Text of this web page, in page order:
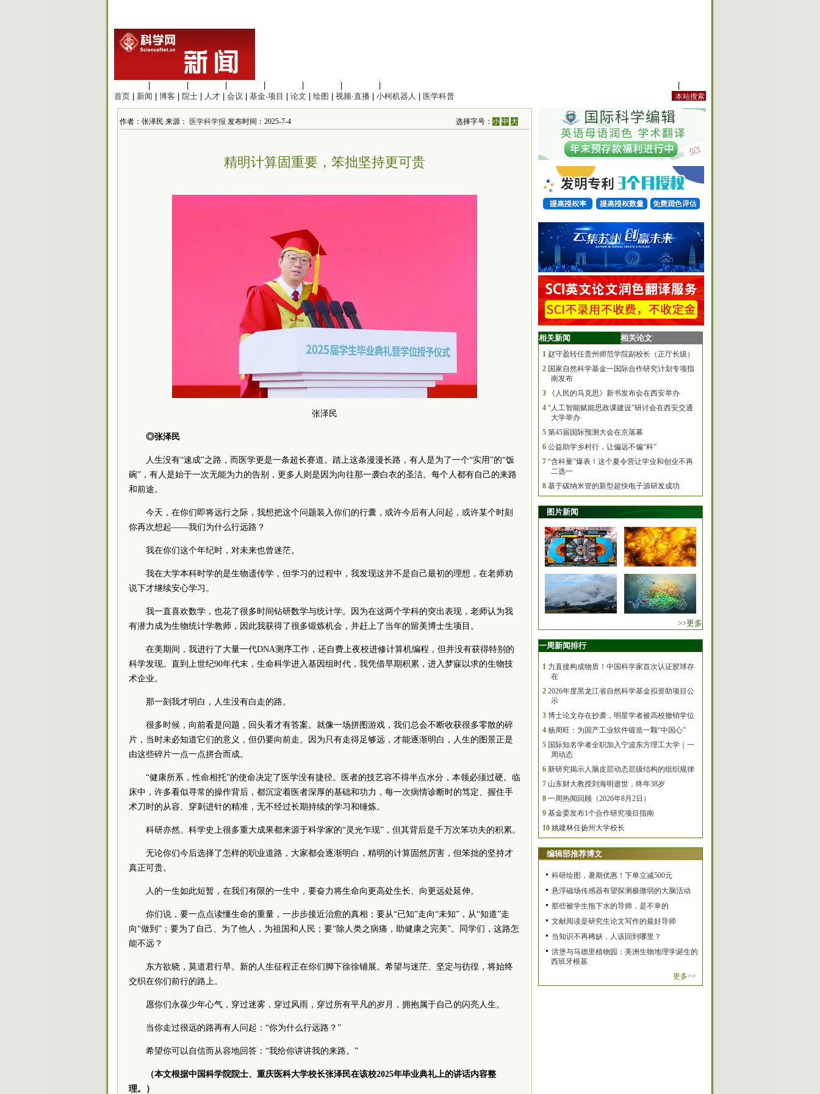
首页
新闻 博客 院士 人才 会议 基金·项目 论文 绘图 视频·直播 小柯机器人 医学科普
作者：张泽民 来源： 医学科学报 发布时间：2025-7-4 选择字号：小 中 大
精明计算固重要，笨拙坚持更可贵
张泽民
◎张泽民
人生没有“速成”之路，而医学更是一条超长赛道。踏上这条漫漫长路，有人是为了一个“实用”的“饭
碗”，有人是始于一次无能为力的告别，更多人则是因为向往那一袭白衣的圣洁。每个人都有自己的来路
和前途。
今天，在你们即将远行之际，我想把这个问题装入你们的行囊，或许今后有人问起，或许某个时刻
你再次想起——我们为什么行远路？
我在你们这个年纪时，对未来也曾迷茫。
我在大学本科时学的是生物遗传学，但学习的过程中，我发现这并不是自己最初的理想，在老师劝
说下才继续安心学习。
我一直喜欢数学，也花了很多时间钻研数学与统计学。因为在这两个学科的突出表现，老师认为我
有潜力成为生物统计学教师，因此我获得了很多锻炼机会，并赶上了当年的留美博士生项目。
在美期间，我进行了大量一代DNA测序工作，还自费上夜校进修计算机编程，但并没有获得特别的
科学发现。直到上世纪90年代末，生命科学进入基因组时代，我凭借早期积累，进入梦寐以求的生物技
术企业。
那一刻我才明白，人生没有白走的路。
很多时候，向前看是问题，回头看才有答案。就像一场拼图游戏，我们总会不断收获很多零散的碎
片，当时未必知道它们的意义，但仍要向前走。因为只有走得足够远，才能逐渐明白，人生的图景正是
由这些碎片一点一点拼合而成。
“健康所系，性命相托”的使命决定了医学没有捷径。医者的技艺容不得半点水分，本领必须过硬。临
床中，许多看似寻常的操作背后，都沉淀着医者深厚的基础和功力，每一次病情诊断时的笃定、握住手
术刀时的从容、穿刺进针的精准，无不经过长期持续的学习和锤炼。
科研亦然。科学史上很多重大成果都来源于科学家的“灵光乍现”，但其背后是千万次笨功夫的积累。
无论你们今后选择了怎样的职业道路，大家都会逐渐明白，精明的计算固然厉害，但笨拙的坚持才
真正可贵。
人的一生如此短暂，在我们有限的一生中，要奋力将生命向更高处生长、向更远处延伸。
你们说，要一点点读懂生命的重量，一步步接近治愈的真相；要从“已知”走向“未知”，从“知道”走
向“做到”；要为了自己、为了他人，为祖国和人民；要“除人类之病痛，助健康之完美”。同学们，这路怎
能不远？
东方欲晓，莫道君行早。新的人生征程正在你们脚下徐徐铺展。希望与迷茫、坚定与彷徨，将始终
交织在你们前行的路上。
愿你们永葆少年心气，穿过迷雾，穿过风雨，穿过所有平凡的岁月，拥抱属于自己的闪亮人生。
当你走过很远的路再有人问起：“你为什么行远路？”
希望你可以自信而从容地回答：“我给你讲讲我的来路。”
（本文根据中国科学院院士、重庆医科大学校长张泽民在该校2025年毕业典礼上的讲话内容整
理。）
相关新闻 相关论文
1 赵守盈转任贵州师范学院副校长（正厅长级）
2 国家自然科学基金一国际合作研究计划专项指
南发布
3
《人民的马克思》新书发布会在西安举办
4 “人工智能赋能思政课建设”研讨会在西安交通
大学举办
5 第45届国际预测大会在京落幕
6 公益助学乡村行，让偏远不偏“科”
7 “含科量”爆表！这个夏令营让学业和创业不再
二选一
8 基于碳纳米管的新型超快电子源研发成功
图片新闻
>>更多
一周新闻排行
1 力直接构成物质！中国科学家首次认证胶球存
在
2 2026年度黑龙江省自然科学基金拟资助项目公
示
3 博士论文存在抄袭，明星学者被高校撤销学位
4 杨周旺：为国产工业软件锻造一颗“中国心”
5 国际知名学者全职加入宁波东方理工大学｜一
周动态
6 新研究揭示人脑皮层动态层级结构的组织规律
7 山东财大教授刘海明逝世，终年38岁
8 一周热闻回顾（2026年8月2日）
9 基金委发布1个合作研究项目指南
10 姚建林任扬州大学校长
编辑部推荐博文
科研绘图，暑期优惠！下单立减500元
悬浮磁场传感器有望探测极微弱的大脑活动
那些被学生拖下水的导师，是不幸的
文献阅读是研究生论文写作的最好导师
当知识不再稀缺，人该回到哪里？
洪堡与马德里植物园：美洲生物地理学诞生的
西班牙根基
更多>>